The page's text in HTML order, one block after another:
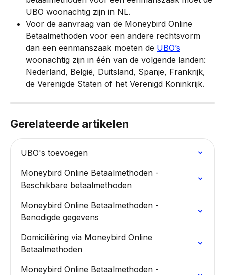
UBO woonachtig zijn in NL.
Voor de aanvraag van de Moneybird Online
Betaalmethoden voor een andere rechtsvorm
dan een eenmanszaak moeten de UBO’s
woonachtig zijn in één van de volgende landen:
Nederland, België, Duitsland, Spanje, Frankrijk,
de Verenigde Staten of het Verenigd Koninkrijk.
Gerelateerde artikelen
UBO's toevoegen
Moneybird Online Betaalmethoden -
Beschikbare betaalmethoden
Moneybird Online Betaalmethoden -
Benodigde gegevens
Domiciliëring via Moneybird Online
Betaalmethoden
Moneybird Online Betaalmethoden -